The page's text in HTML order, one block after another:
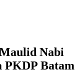
Nabi
PKDP Batam